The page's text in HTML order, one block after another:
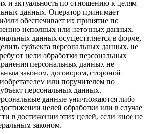
и актуальность по отношению к целям
данных. Оператор принимает
или обеспечивает их принятие по
неполных или неточных данных.
данных осуществляется в форме,
субъекта персональных данных, не
цели обработки персональных
персональных данных не
законом, договором, стороной
или поручителем по
персональных данных.
данные уничтожаются либо
целей обработки или в случае
в достижении этих целей, если иное не
законом.